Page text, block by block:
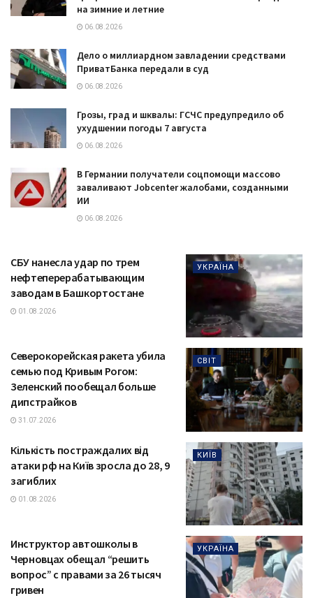
на зимние и летние
06.08.2026
Дело о миллиардном завладении средствами
ПриватБанка передали в суд
06.08.2026
Грозы, град и шквалы: ГСЧС предупредило об
ухудшении погоды 7 августа
06.08.2026
В Германии получатели соцпомощи массово
заваливают Jobcenter жалобами, созданными
ИИ
06.08.2026
УКРАЇНА
СБУ нанесла удар по трем
нефтеперерабатывающим
заводам в Башкортостане
01.08.2026
СВІТ
Северокорейская ракета убила
семью под Кривым Рогом:
Зеленский пообещал больше
дипстрайков
31.07.2026
КИЇВ
Кількість постраждалих від
атаки рф на Київ зросла до 28, 9
загиблих
01.08.2026
УКРАЇНА
Инструктор автошколы в
Черновцах обещал “решить
вопрос” с правами за 26 тысяч
гривен